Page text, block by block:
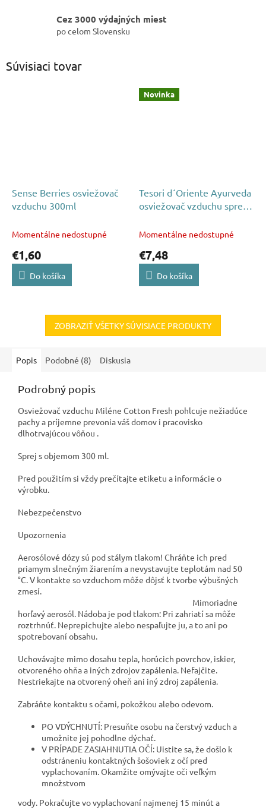
Cez 3000 výdajných miest
po celom Slovensku
Súvisiaci tovar
Sense Berries osviežovač
vzduchu 300ml
Momentálne nedostupné
€1,60
Do košíka
Novinka
Tesori d´Oriente Ayurveda
osviežovač vzduchu sprej
Momentálne nedostupné
€7,48
Do košíka
ZOBRAZIŤ VŠETKY SÚVISIACE PRODUKTY
Popis Podobné (8) Diskusia
Podrobný popis
Osviežovač vzduchu Miléne Cotton Fresh pohlcuje nežiadúce
pachy a príjemne prevonia váš domov i pracovisko
dlhotrvajúcou vôňou .
Sprej s objemom 300 ml.
Pred použitím si vždy prečítajte etiketu a informácie o
výrobku.
Nebezpečenstvo
Upozornenia
Aerosólové dózy sú pod stálym tlakom! Chráňte ich pred
priamym slnečným žiarením a nevystavujte teplotám nad 50
°C. V kontakte so vzduchom môže dôjsť k tvorbe výbušných
zmesí.
Mimoriadne
horľavý aerosól. Nádoba je pod tlakom: Pri zahriatí sa môže
roztrhnúť. Neprepichujte alebo nespaľujte ju, a to ani po
spotrebovaní obsahu.
Uchovávajte mimo dosahu tepla, horúcich povrchov, iskier,
otvoreného ohňa a iných zdrojov zapálenia. Nefajčite.
Nestriekajte na otvorený oheň ani iný zdroj zapálenia.
Zabráňte kontaktu s očami, pokožkou alebo odevom.
PO VDÝCHNUTÍ: Presuňte osobu na čerstvý vzduch a
umožnite jej pohodlne dýchať.
V PRÍPADE ZASIAHNUTIA OČÍ: Uistite sa, že došlo k
odstráneniu kontaktných šošoviek z očí pred
vyplachovaním. Okamžite omývajte oči veľkým
množstvom
vody. Pokračujte vo vyplachovaní najmenej 15 minút a